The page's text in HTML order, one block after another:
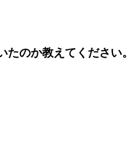
のか教えてください。